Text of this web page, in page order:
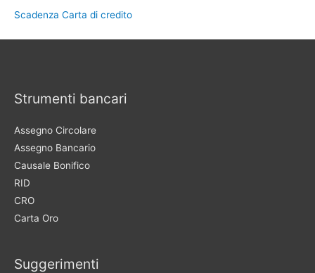
Scadenza Carta di credito
Strumenti bancari
Assegno Circolare
Assegno Bancario
Causale Bonifico
RID
CRO
Carta Oro
Suggerimenti